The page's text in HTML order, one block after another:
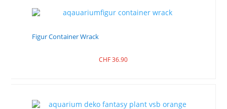
Figur Container Wrack
CHF36.90